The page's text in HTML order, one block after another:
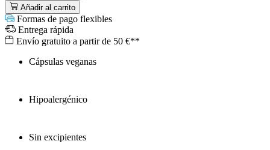
Añadir al carrito
Formas de pago flexibles
Entrega rápida
Envío gratuito a partir de 50 €**
Cápsulas veganas
Hipoalergénico
Sin excipientes